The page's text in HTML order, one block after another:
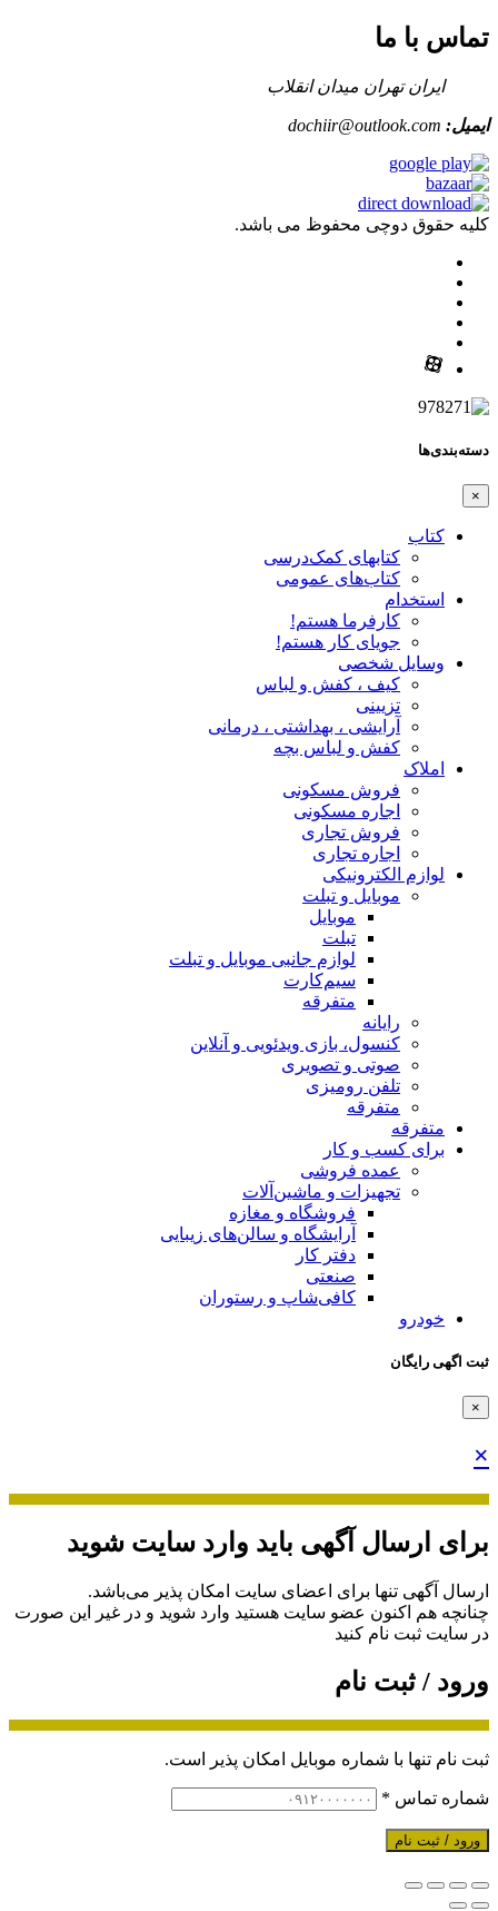
تماس با ما
ایران تهران میدان انقلاب
ایمیل: dochiir@outlook.com
کلیه حقوق دوچی محفوظ می باشد.
دسته‌بندی‌ها
×
کتاب
کتابهای کمک‌درسی
کتاب‌های عمومی
استخدام
کارفرما هستم!
جویای کار هستم!
وسایل شخصی
کیف ، کفش و لباس
تزیینی
آرایشی ، بهداشتی ، درمانی
کفش و لباس بچه
املاک
فروش مسکونی
اجاره مسکونی
فروش تجاری
اجاره تجاری
لوازم الکترونیکی
موبایل و تبلت
موبایل
تبلت
لوازم جانبی موبایل و تبلت
سیم‌کارت
متفرقه
رایانه
کنسول، بازی‌ ویدئویی و آنلاین
صوتی و تصویری
تلفن رومیزی
متفرقه
متفرقه
برای کسب و کار
عمده فروشی
تجهیزات و ماشین‌آلات
فروشگاه و مغازه
آرایشگاه و سالن‌های زیبایی
دفتر کار
صنعتی
کافی‌شاپ و رستوران
خودرو
ثبت اگهی رایگان
×
×
برای ارسال آگهی باید وارد سایت شوید
ارسال آگهی تنها برای اعضای سایت امکان پذیر می‌باشد.
چنانچه هم‌ اکنون عضو سایت هستید وارد شوید و در غیر این صورت
در سایت ثبت نام کنید
ورود / ثبت نام
ثبت نام تنها با شماره موبایل امکان پذیر است.
شماره تماس *
ورود / ثبت نام